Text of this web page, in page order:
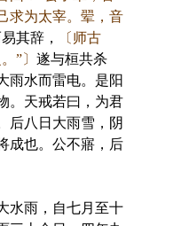
求为太宰。翚，音
其辞，
〔师古
”〕 遂与桓共杀
雨水而雷电。是阳
。天戒若曰，为君
后八日大雨雪，阴
成也。公不寤，后
雨，自七月至十